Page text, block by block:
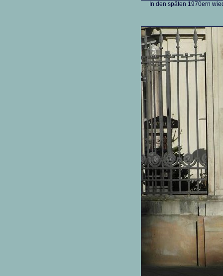
In den späten 1970ern